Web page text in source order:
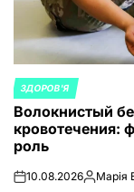
ОПУБЛИКОВАНО
В
ЗДОРОВ'Я
Волокнистый
кровотечения:
роль
on10.08.2026Запись
Марія